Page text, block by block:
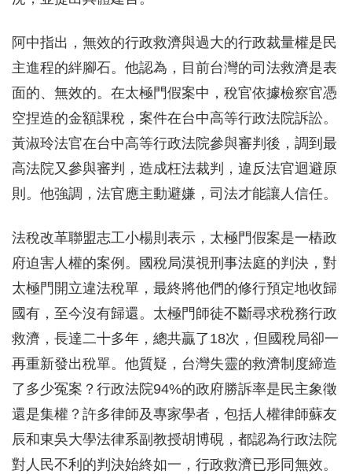
阿中指出，無效的行政救濟與過大的行政裁量權是民
主進程的絆腳石。他認為，目前台灣的司法救濟是表
面的、無效的。在太極門假案中，稅官依據檢察官憑
空捏造的金額課稅，案件在台中高等行政法院訴訟。
黃淑玲法官在台中高等行政法院參與審判後，調到最
高法院又參與審判，造成枉法裁判，違反法官迴避原
則。他強調，法官應主動避嫌，司法才能讓人信任。
法稅改革聯盟志工小楊則表示，太極門假案是一樁政
府迫害人權的案例。國稅局漠視刑事法庭的判決，對
太極門開立違法稅單，最終將他們的修行預定地收歸
國有，至今沒有歸還。太極門師徒不斷尋求稅務行政
救濟，長達二十多年，總共贏了18次，但國稅局卻一
再重新發出稅單。他質疑，台灣失靈的救濟制度締造
了多少冤案？行政法院94%的政府勝訴率是民主象徵
還是集權？許多律師及專家學者，包括人權律師蘇友
辰和東吳大學法律系副教授胡博硯，都認為行政法院
對人民不利的判決始終如一，行政救濟已形同無效。